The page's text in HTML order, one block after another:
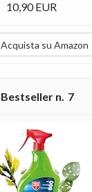
10,90 EUR
Acquista su Amazon
7